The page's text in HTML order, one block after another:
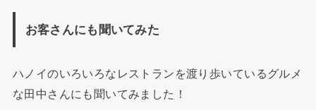
お客さんにも聞いてみた
ハノイのいろいろなレストランを渡り歩いているグルメ
な田中さんにも聞いてみました！